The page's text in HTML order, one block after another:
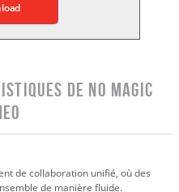
de No Magic
de collaboration unifié, où des
de manière fluide.